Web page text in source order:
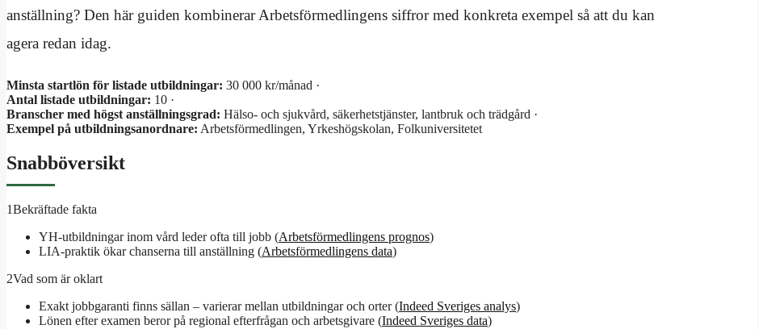
anställning? Den här guiden kombinerar Arbetsförmedlingens siffror med konkreta exempel så att du kan
agera redan idag.
Minsta startlön för listade utbildningar: 30 000 kr/månad ·
Antal listade utbildningar: 10 ·
Branscher med högst anställningsgrad: Hälso- och sjukvård, säkerhetstjänster, lantbruk och trädgård ·
Exempel på utbildningsanordnare: Arbetsförmedlingen, Yrkeshögskolan, Folkuniversitetet
Snabböversikt
1Bekräftade fakta
YH-utbildningar inom vård leder ofta till jobb (Arbetsförmedlingens prognos)
LIA-praktik ökar chanserna till anställning (Arbetsförmedlingens data)
2Vad som är oklart
Exakt jobbgaranti finns sällan – varierar mellan utbildningar och orter (Indeed Sveriges analys)
Lönen efter examen beror på regional efterfrågan och arbetsgivare (Indeed Sveriges data)